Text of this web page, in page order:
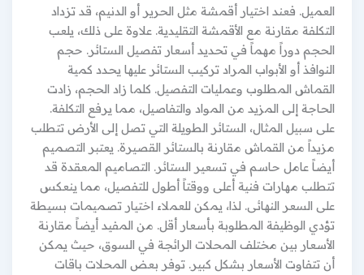
العميل. فعند اختيار أقمشة مثل الحرير أو الدنيم، قد تزداد
التكلفة مقارنة مع الأقمشة التقليدية. علاوة على ذلك، يلعب
الحجم دوراً مهماً في تحديد أسعار تفصيل الستائر. حجم
النوافذ أو الأبواب المراد تركيب الستائر عليها يحدد كمية
القماش المطلوب وعمليات التفصيل. كلما زاد الحجم، زادت
الحاجة إلى المزيد من المواد والتفاصيل، مما يرفع التكلفة.
على سبيل المثال، الستائر الطويلة التي تصل إلى الأرض تتطلب
مزيداً من القماش مقارنة بالستائر القصيرة. يعتبر التصميم
أيضاً عامل حاسم في تسعير الستائر. التصاميم المعقدة قد
تتطلب مهارات فنية أعلى ووقتاً أطول للتفصيل، مما ينعكس
على السعر النهائى. لذا، يمكن للعملاء اختيار تصميمات بسيطة
تؤدي الوظيفة المطلوبة بأسعار أقل. من المفيد أيضاً مقارنة
الأسعار بين مختلف المحلات الرائجة في السوق، حيث يمكن
أن تتفاوت الأسعار بشكل كبير. توفر بعض المحلات باقات